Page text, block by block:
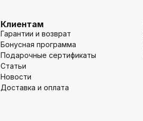
Клиентам
Гарантии и возврат
Бонусная программа
Подарочные сертификаты
Статьи
Новости
Доставка и оплата